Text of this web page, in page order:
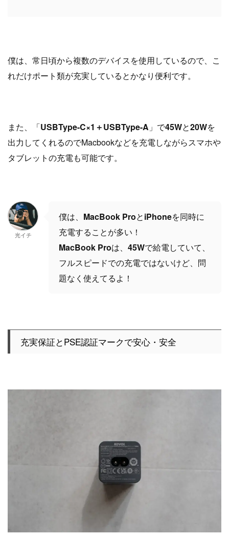
僕は、常日頃から複数のデバイスを使用しているので、こ
れだけポート類が充実しているとかなり便利です。
また、「USBType-C×1＋USBType-A 」で45Wと20Wを
出力してくれるのでMacbookなどを充電しながらスマホや
タブレットの充電も可能です。
光イチ
僕は、 MacBook ProとiPhoneを同時に
充電することが多い！
MacBook Proは、 45Wで給電していて、
フルスピードでの充電ではないけど、問
題なく使えてるよ！
充実保証とPSE認証マークで安心・安全